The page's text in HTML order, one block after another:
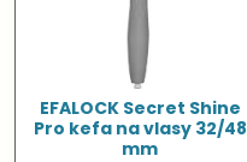
EFALOCK Secret Shine
Pro kefa na vlasy 32/48
mm